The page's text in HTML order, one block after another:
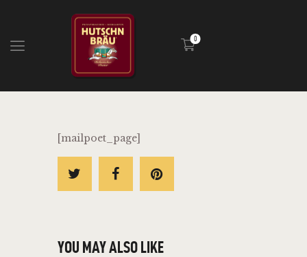
0
HOME
INFOS
EVENTS
SHOP
MEDIA
[mailpoet_page]
YOU MAY ALSO LIKE